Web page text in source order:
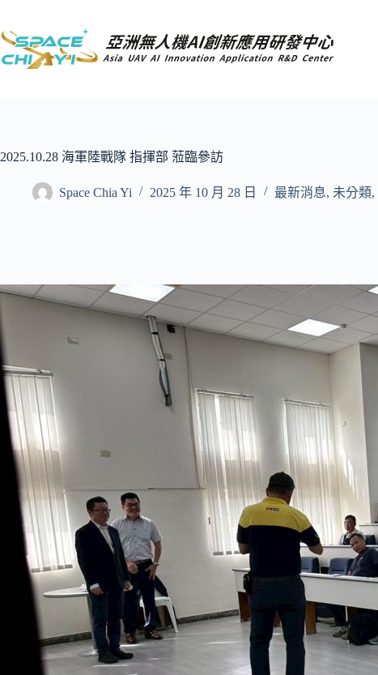
至
主
要
2025.10.28 海軍陸戰隊 指揮部 蒞臨參訪
Space Chia Yi 2025 年 10 月 28 日 最新消息, 未分類,